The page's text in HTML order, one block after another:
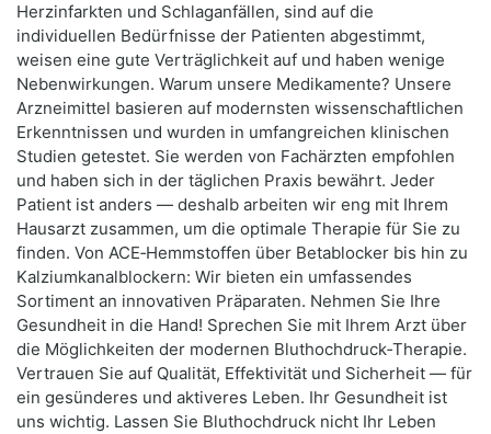
Herzinfarkten und Schlaganfällen, sind auf die
individuellen Bedürfnisse der Patienten abgestimmt,
weisen eine gute Verträglichkeit auf und haben wenige
Nebenwirkungen. Warum unsere Medikamente? Unsere
Arzneimittel basieren auf modernsten wissenschaftlichen
Erkenntnissen und wurden in umfangreichen klinischen
Studien getestet. Sie werden von Fachärzten empfohlen
und haben sich in der täglichen Praxis bewährt. Jeder
Patient ist anders — deshalb arbeiten wir eng mit Ihrem
Hausarzt zusammen, um die optimale Therapie für Sie zu
finden. Von ACE‑Hemmstoffen über Betablocker bis hin zu
Kalziumkanalblockern: Wir bieten ein umfassendes
Sortiment an innovativen Präparaten. Nehmen Sie Ihre
Gesundheit in die Hand! Sprechen Sie mit Ihrem Arzt über
die Möglichkeiten der modernen Bluthochdruck‑Therapie.
Vertrauen Sie auf Qualität, Effektivität und Sicherheit — für
ein gesünderes und aktiveres Leben. Ihr Gesundheit ist
uns wichtig. Lassen Sie Bluthochdruck nicht Ihr Leben